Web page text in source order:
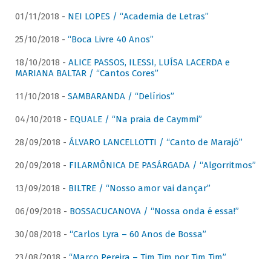
01/11/2018 - NEI LOPES / “Academia de Letras”
25/10/2018 - “Boca Livre 40 Anos”
18/10/2018 - ALICE PASSOS, ILESSI, LUÍSA LACERDA e
MARIANA BALTAR / “Cantos Cores”
11/10/2018 - SAMBARANDA / “Delírios”
04/10/2018 - EQUALE / “Na praia de Caymmi”
28/09/2018 - ÁLVARO LANCELLOTTI / “Canto de Marajó”
20/09/2018 - FILARMÔNICA DE PASÁRGADA / “Algorritmos”
13/09/2018 - BILTRE / “Nosso amor vai dançar”
06/09/2018 - BOSSACUCANOVA / “Nossa onda é essa!”
30/08/2018 - “Carlos Lyra – 60 Anos de Bossa”